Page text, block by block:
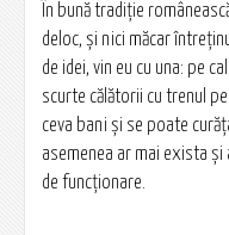
În bună tradiţie
deloc, şi nici măcar
de idei, vin eu cu una: pe
scurte călătorii cu trenul
ceva bani şi se poate
asemenea ar mai exista
de funcţionare.